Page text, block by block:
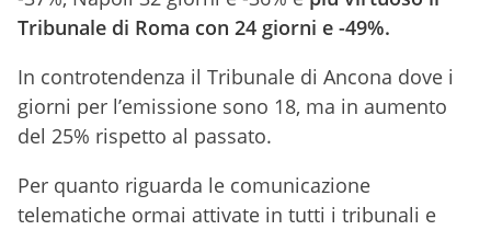
Tribunale di Roma con 24 giorni e -49%.
In controtendenza il Tribunale di Ancona dove i
giorni per l’emissione sono 18, ma in aumento
del 25% rispetto al passato.
Per quanto riguarda le comunicazione
telematiche ormai attivate in tutti i tribunali e